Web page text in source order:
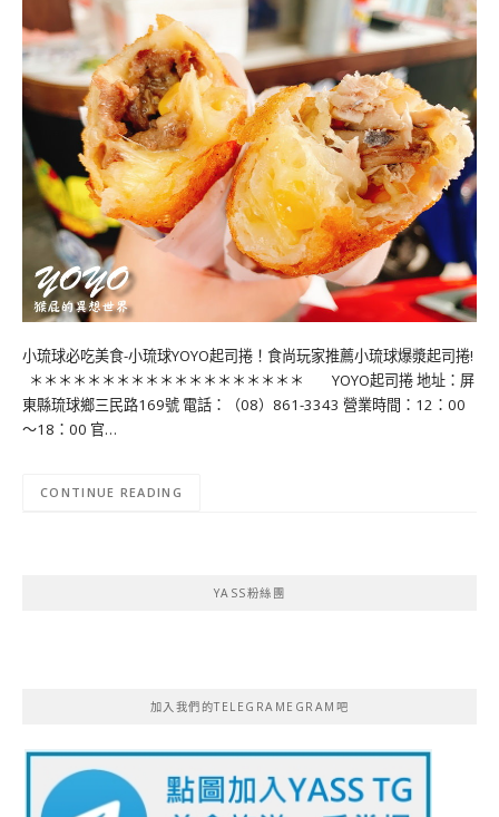
小琉球必吃美食-小琉球YOYO起司捲！食尚玩家推薦小琉球爆漿起司捲!
＊＊＊＊＊＊＊＊＊＊＊＊＊＊＊＊＊＊＊ YOYO起司捲 地址：屏
東縣琉球鄉三民路169號 電話：（08）861-3343 營業時間：12：00
～18：00 官…
CONTINUE READING
YASS粉絲團
加入我們的TELEGRAMEGRAM吧